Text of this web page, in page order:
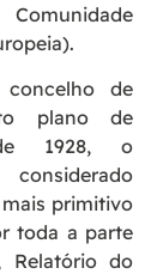
de
plano de
1928, o
primitivo
toda a parte
Relatório do